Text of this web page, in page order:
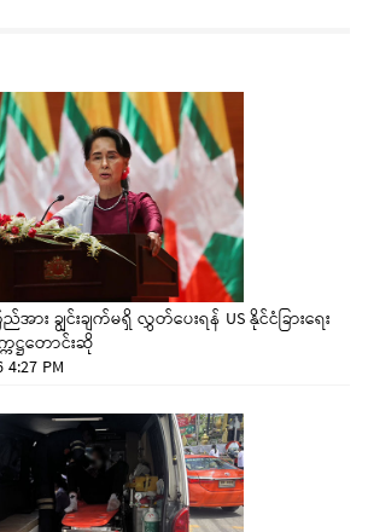
ား ချွင်းချက်မရှိ လွှတ်ပေးရန် US နိုင်ငံခြားရေး
ဋ္ဌတောင်းဆို
4:27 PM